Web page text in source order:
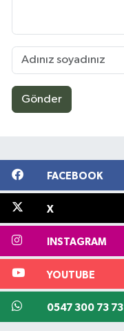
Gönder
FACEBOOK
X
INSTAGRAM
YOUTUBE
0547 300 73 73